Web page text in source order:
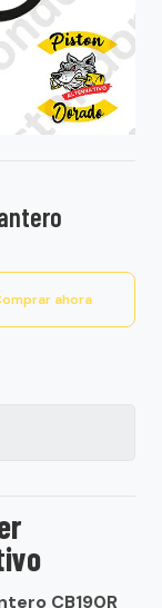
ahora
CB190R